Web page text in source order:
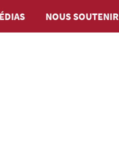
NOUS SOUTENIR